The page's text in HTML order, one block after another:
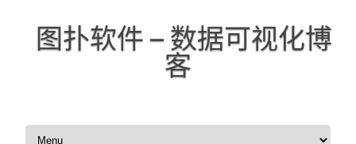
图扑软件 – 数据可视化博
客
Skip to content